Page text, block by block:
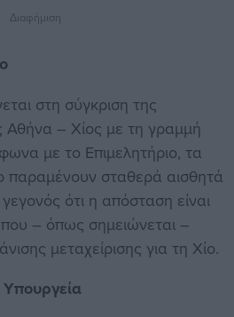
Διαφήμιση
στη σύγκριση της
Αθήνα – Χίος με τη γραμμή
με το Επιμελητήριο, τα
παραμένουν σταθερά αισθητά
ότι η απόσταση είναι
– όπως σημειώνεται –
μεταχείρισης για τη Χίο.